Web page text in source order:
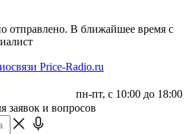
отправлено. В ближайшее время с
пн-пт, с 10:00 до 18:00
заявок и вопросов